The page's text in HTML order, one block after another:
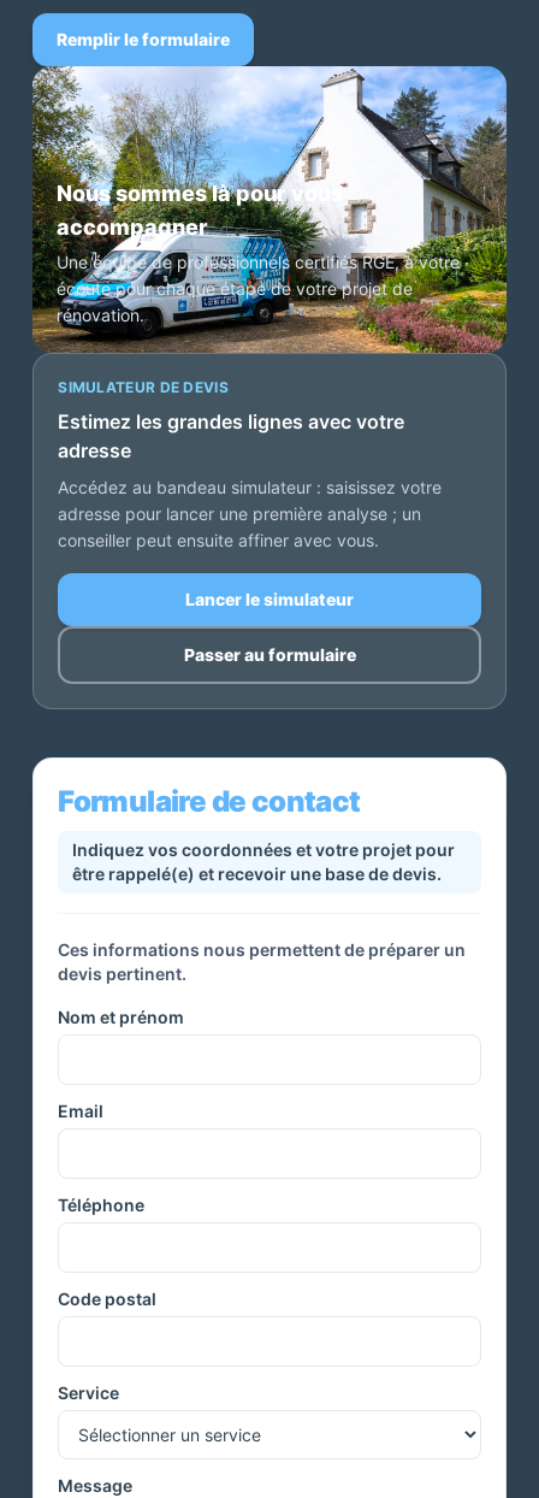
Remplir le formulaire
Nous sommes là pour vous
accompagner
Une équipe de professionnels certifiés RGE, à votre
écoute pour chaque étape de votre projet de
rénovation.
SIMULATEUR DE DEVIS
Estimez les grandes lignes avec votre
adresse
Accédez au bandeau simulateur : saisissez votre
adresse pour lancer une première analyse ; un
conseiller peut ensuite affiner avec vous.
Lancer le simulateur
Passer au formulaire
Formulaire de contact
Indiquez vos coordonnées et votre projet pour
être rappelé(e) et recevoir une base de devis.
Ces informations nous permettent de préparer un
devis pertinent.
Nom et prénom
Email
Téléphone
Code postal
Service
Message